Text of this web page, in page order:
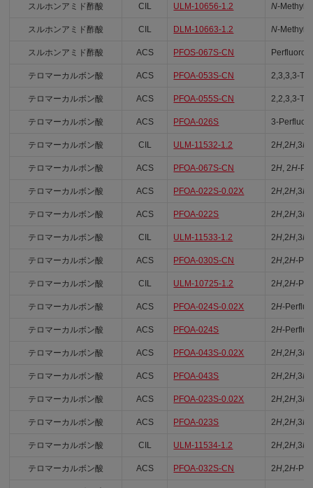
スルホンアミド酢酸 CIL ULM-10656-1.2 N-
スルホンアミド酢酸 CIL DLM-10663-1.2 N-
スルホンアミド酢酸 ACS PFOS-067S-CN
テロマーカルボン酸 ACS PFOA-053S-CN 2,3,3,3-
テロマーカルボン酸 ACS PFOA-055S-CN 2,2,3,3-
テロマーカルボン酸 ACS PFOA-026S 3-
テロマーカルボン酸 CIL ULM-11532-1.2 2H ,2H ,3H
テロマーカルボン酸 ACS PFOA-067S-CN 2H , 2H-
テロマーカルボン酸 ACS PFOA-022S-0.02X 2H ,2H ,3H
テロマーカルボン酸 ACS PFOA-022S 2H ,2H ,3H
テロマーカルボン酸 CIL ULM-11533-1.2 2H ,2H ,3H
テロマーカルボン酸 ACS PFOA-030S-CN 2H ,2H-
テロマーカルボン酸 CIL ULM-10725-1.2 2H ,2H-
テロマーカルボン酸 ACS PFOA-024S-0.02X 2H-
テロマーカルボン酸 ACS PFOA-024S 2H-
テロマーカルボン酸 ACS PFOA-043S-0.02X 2H ,2H ,3H
テロマーカルボン酸 ACS PFOA-043S 2H ,2H ,3H
テロマーカルボン酸 ACS PFOA-023S-0.02X 2H ,2H ,3H
テロマーカルボン酸 ACS PFOA-023S 2H ,2H ,3H
テロマーカルボン酸 CIL ULM-11534-1.2 2H ,2H ,3H
テロマーカルボン酸 ACS PFOA-032S-CN 2H ,2H-